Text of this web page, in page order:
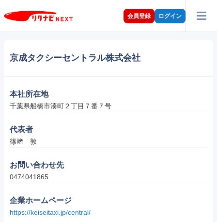
会員登録 ログイン
京成タクシーセントラル株式会社
本社所在地
千葉県船橋市湊町２丁目７番７号
代表者
篠﨑　敦
お問い合わせ先
0474041865
企業ホームページ
https://keiseitaxi.jp/central/